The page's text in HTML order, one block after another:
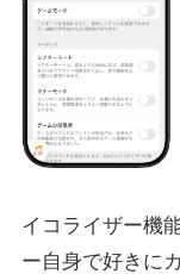
イコライザー機
ー自身で好きに